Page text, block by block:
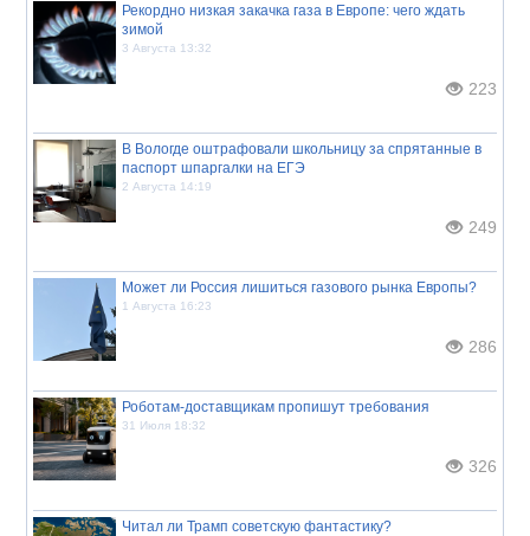
Рекордно низкая закачка газа в Европе: чего ждать
зимой
3 Августа 13:32
223
В Вологде оштрафовали школьницу за спрятанные в
паспорт шпаргалки на ЕГЭ
2 Августа 14:19
249
Может ли Россия лишиться газового рынка Европы?
1 Августа 16:23
286
Роботам-доставщикам пропишут требования
31 Июля 18:32
326
Читал ли Трамп советскую фантастику?